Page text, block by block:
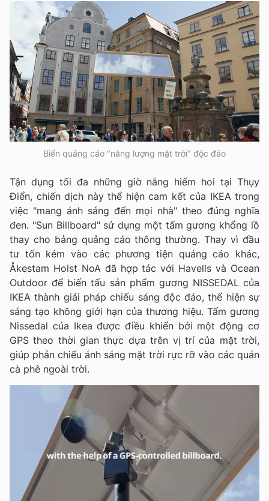
Biển quảng cáo "năng lượng mặt trời" độc đáo
Tận dụng tối đa những giờ nắng hiếm hoi tại Thụy
Điển, chiến dịch này thể hiện cam kết của IKEA trong
việc "mang ánh sáng đến mọi nhà" theo đúng nghĩa
đen. "Sun Billboard" sử dụng một tấm gương khổng lồ
thay cho bảng quảng cáo thông thường. Thay vì đầu
tư tốn kém vào các phương tiện quảng cáo khác,
Åkestam Holst NoA đã hợp tác với Havells và Ocean
Outdoor để biến tấu sản phẩm gương NISSEDAL của
IKEA thành giải pháp chiếu sáng độc đáo, thể hiện sự
sáng tạo không giới hạn của thương hiệu. Tấm gương
Nissedal của Ikea được điều khiển bởi một động cơ
GPS theo thời gian thực dựa trên vị trí của mặt trời,
giúp phản chiếu ánh sáng mặt trời rực rỡ vào các quán
cà phê ngoài trời.